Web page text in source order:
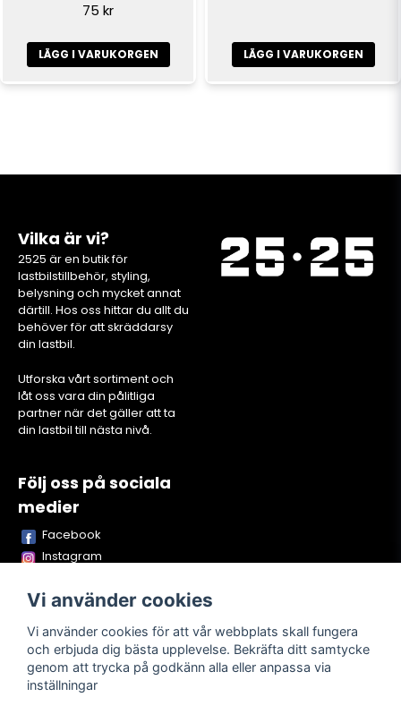
75 kr
LÄGG I VARUKORGEN LÄGG I VARUKORGEN
Vilka är vi?
2525 är en butik för
lastbilstillbehör, styling,
belysning och mycket annat
därtill. Hos oss hittar du allt du
behöver för att skräddarsy
din lastbil.
Utforska vårt sortiment och
låt oss vara din pålitliga
partner när det gäller att ta
din lastbil till nästa nivå.
Följ oss på sociala
medier
Facebook
Instagram
TikTok
Vi använder cookies
Vi använder cookies för att vår webbplats skall fungera
och erbjuda dig bästa upplevelse. Bekräfta ditt samtycke
genom att trycka på godkänn alla eller anpassa via
inställningar